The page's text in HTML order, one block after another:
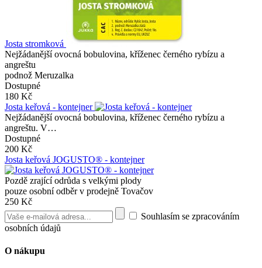
Josta stromková
Nejžádanější ovocná bobulovina, kříženec černého rybízu a
angreštu
podnož Meruzalka
Dostupné
180 Kč
Josta keřová - kontejner
Nejžádanější ovocná bobulovina, kříženec černého rybízu a
angreštu. V…
Dostupné
200 Kč
Josta keřová JOGUSTO® - kontejner
Pozdě zrající odrůda s velkými plody
pouze osobní odběr v prodejně Tovačov
250 Kč
Souhlasím se zpracováním
osobních údajů
O nákupu